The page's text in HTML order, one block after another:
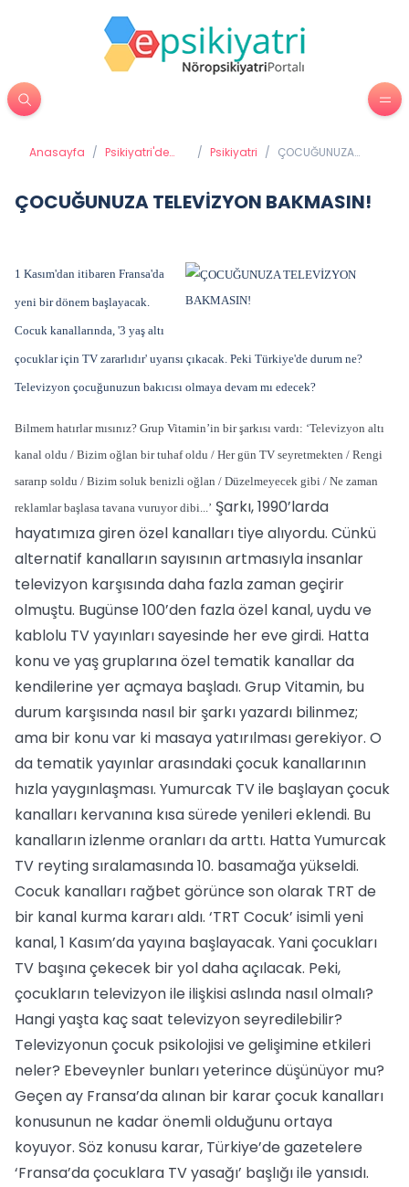
Anasayfa / Psikiyatri'de
/ Psikiyatri / ÇOCUĞUNUZA
ÇOCUĞUNUZA TELEVİZYON BAKMASIN!
1 Kasım'dan itibaren Fransa'da
yeni bir dönem başlayacak.
Cocuk kanallarında, '3 yaş altı
çocuklar için TV zararlıdır' uyarısı çıkacak. Peki Türkiye'de durum ne?
Televizyon çocuğunuzun bakıcısı olmaya devam mı edecek?
Bilmem hatırlar mısınız? Grup Vitamin’in bir şarkısı vardı: ‘Televizyon altı
kanal oldu / Bizim oğlan bir tuhaf oldu / Her gün TV seyretmekten / Rengi
sararıp soldu / Bizim soluk benizli oğlan / Düzelmeyecek gibi / Ne zaman
reklamlar başlasa tavana vuruyor dibi...’ Şarkı, 1990’larda
hayatımıza giren özel kanalları tiye alıyordu. Cünkü
alternatif kanalların sayısının artmasıyla insanlar
televizyon karşısında daha fazla zaman geçirir
olmuştu. Bugünse 100’den fazla özel kanal, uydu ve
kablolu TV yayınları sayesinde her eve girdi. Hatta
konu ve yaş gruplarına özel tematik kanallar da
kendilerine yer açmaya başladı. Grup Vitamin, bu
durum karşısında nasıl bir şarkı yazardı bilinmez;
ama bir konu var ki masaya yatırılması gerekiyor. O
da tematik yayınlar arasındaki çocuk kanallarının
hızla yaygınlaşması. Yumurcak TV ile başlayan çocuk
kanalları kervanına kısa sürede yenileri eklendi. Bu
kanalların izlenme oranları da arttı. Hatta Yumurcak
TV reyting sıralamasında 10. basamağa yükseldi.
Cocuk kanalları rağbet görünce son olarak TRT de
bir kanal kurma kararı aldı. ‘TRT Cocuk’ isimli yeni
kanal, 1 Kasım’da yayına başlayacak. Yani çocukları
TV başına çekecek bir yol daha açılacak. Peki,
çocukların televizyon ile ilişkisi aslında nasıl olmalı?
Hangi yaşta kaç saat televizyon seyredilebilir?
Televizyonun çocuk psikolojisi ve gelişimine etkileri
neler? Ebeveynler bunları yeterince düşünüyor mu?
Geçen ay Fransa’da alınan bir karar çocuk kanalları
konusunun ne kadar önemli olduğunu ortaya
koyuyor. Söz konusu karar, Türkiye’de gazetelere
‘Fransa’da çocuklara TV yasağı’ başlığı ile yansıdı.